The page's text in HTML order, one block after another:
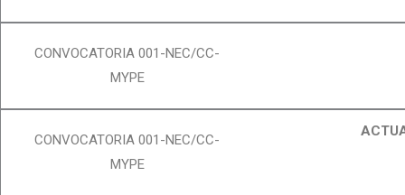
CONVOCATORIA 001-NEC/CC-
MYPE
CONVOCATORIA 001-NEC/CC-
MYPE